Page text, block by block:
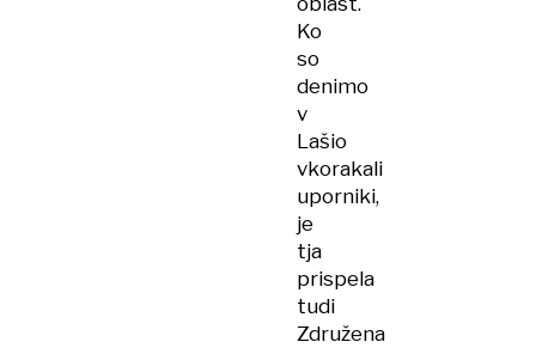
Ko
so
denimo
v
Lašio
vkorakali
uporniki,
je
tja
prispela
tudi
Združena